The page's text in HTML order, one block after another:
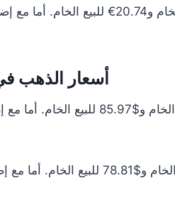
أسعار الذهب في